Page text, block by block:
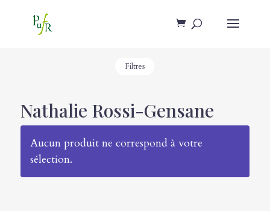
Filtres
Nathalie Rossi-Gensane
Aucun produit ne correspond à votre
sélection.